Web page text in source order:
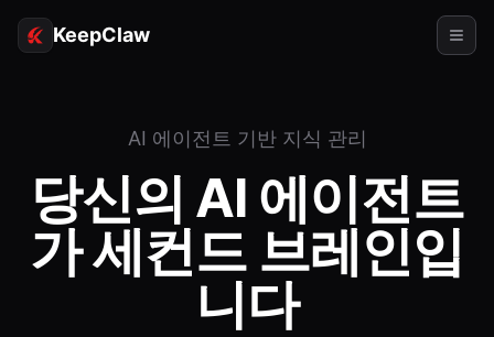
KeepClaw
토큰 액세스
사용 사례
AI 에이전트 기반 지식 관리
당신의 AI 에이전트
가 세컨드 브레인입
니다